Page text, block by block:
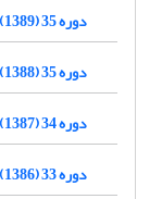
دوره 35 (1389)
دوره 35 (1388)
دوره 34 (1387)
دوره 33 (1386)